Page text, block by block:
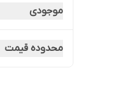
موجودی
محدوده قیمت